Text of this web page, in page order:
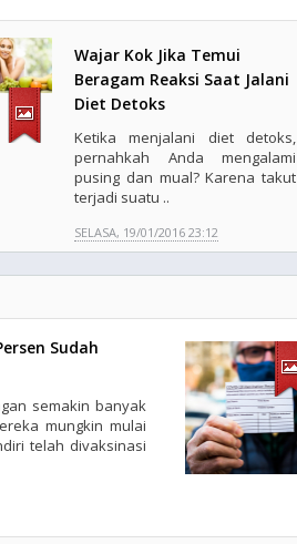
Wajar Kok Jika Temui
Beragam Reaksi Saat Jalani
Diet Detoks
Ketika menjalani diet detoks,
pernahkah Anda mengalami
pusing dan mual? Karena takut
terjadi suatu ..
SELASA, 19/01/2016 23:12
Sudah
semakin banyak
mungkin mulai
telah divaksinasi